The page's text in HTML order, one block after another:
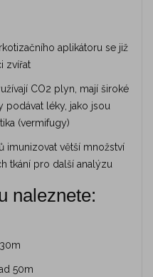
aplikátoru se již
zvířat
CO2 plyn, mají široké
podávat léky, jako jsou
(vermifugy)
imunizovat větší množství
tkání pro další analýzu
naleznete:
50m